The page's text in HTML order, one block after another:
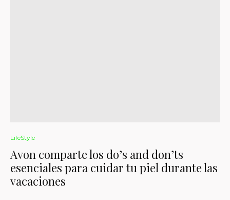
LifeStyle
Avon comparte los do’s and don’ts
esenciales para cuidar tu piel durante las
vacaciones